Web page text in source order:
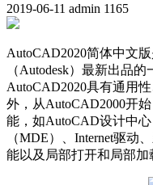
2019-06-11 admin 1165
AutoCAD2020简体中文
（Autodesk）最新出品
AutoCAD2020具有通用
外，从AutoCAD2000开
能，如AutoCAD设计中
（MDE）、Internet驱动
能以及局部打开和局部加